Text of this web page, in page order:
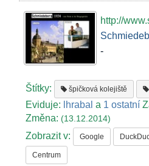
http://
-
Štítky: špičková kolejiště
Eviduje: lhrabal a 1 ostatní
Změna:(13.12.2014)
Zobrazit v: Google
Centrum